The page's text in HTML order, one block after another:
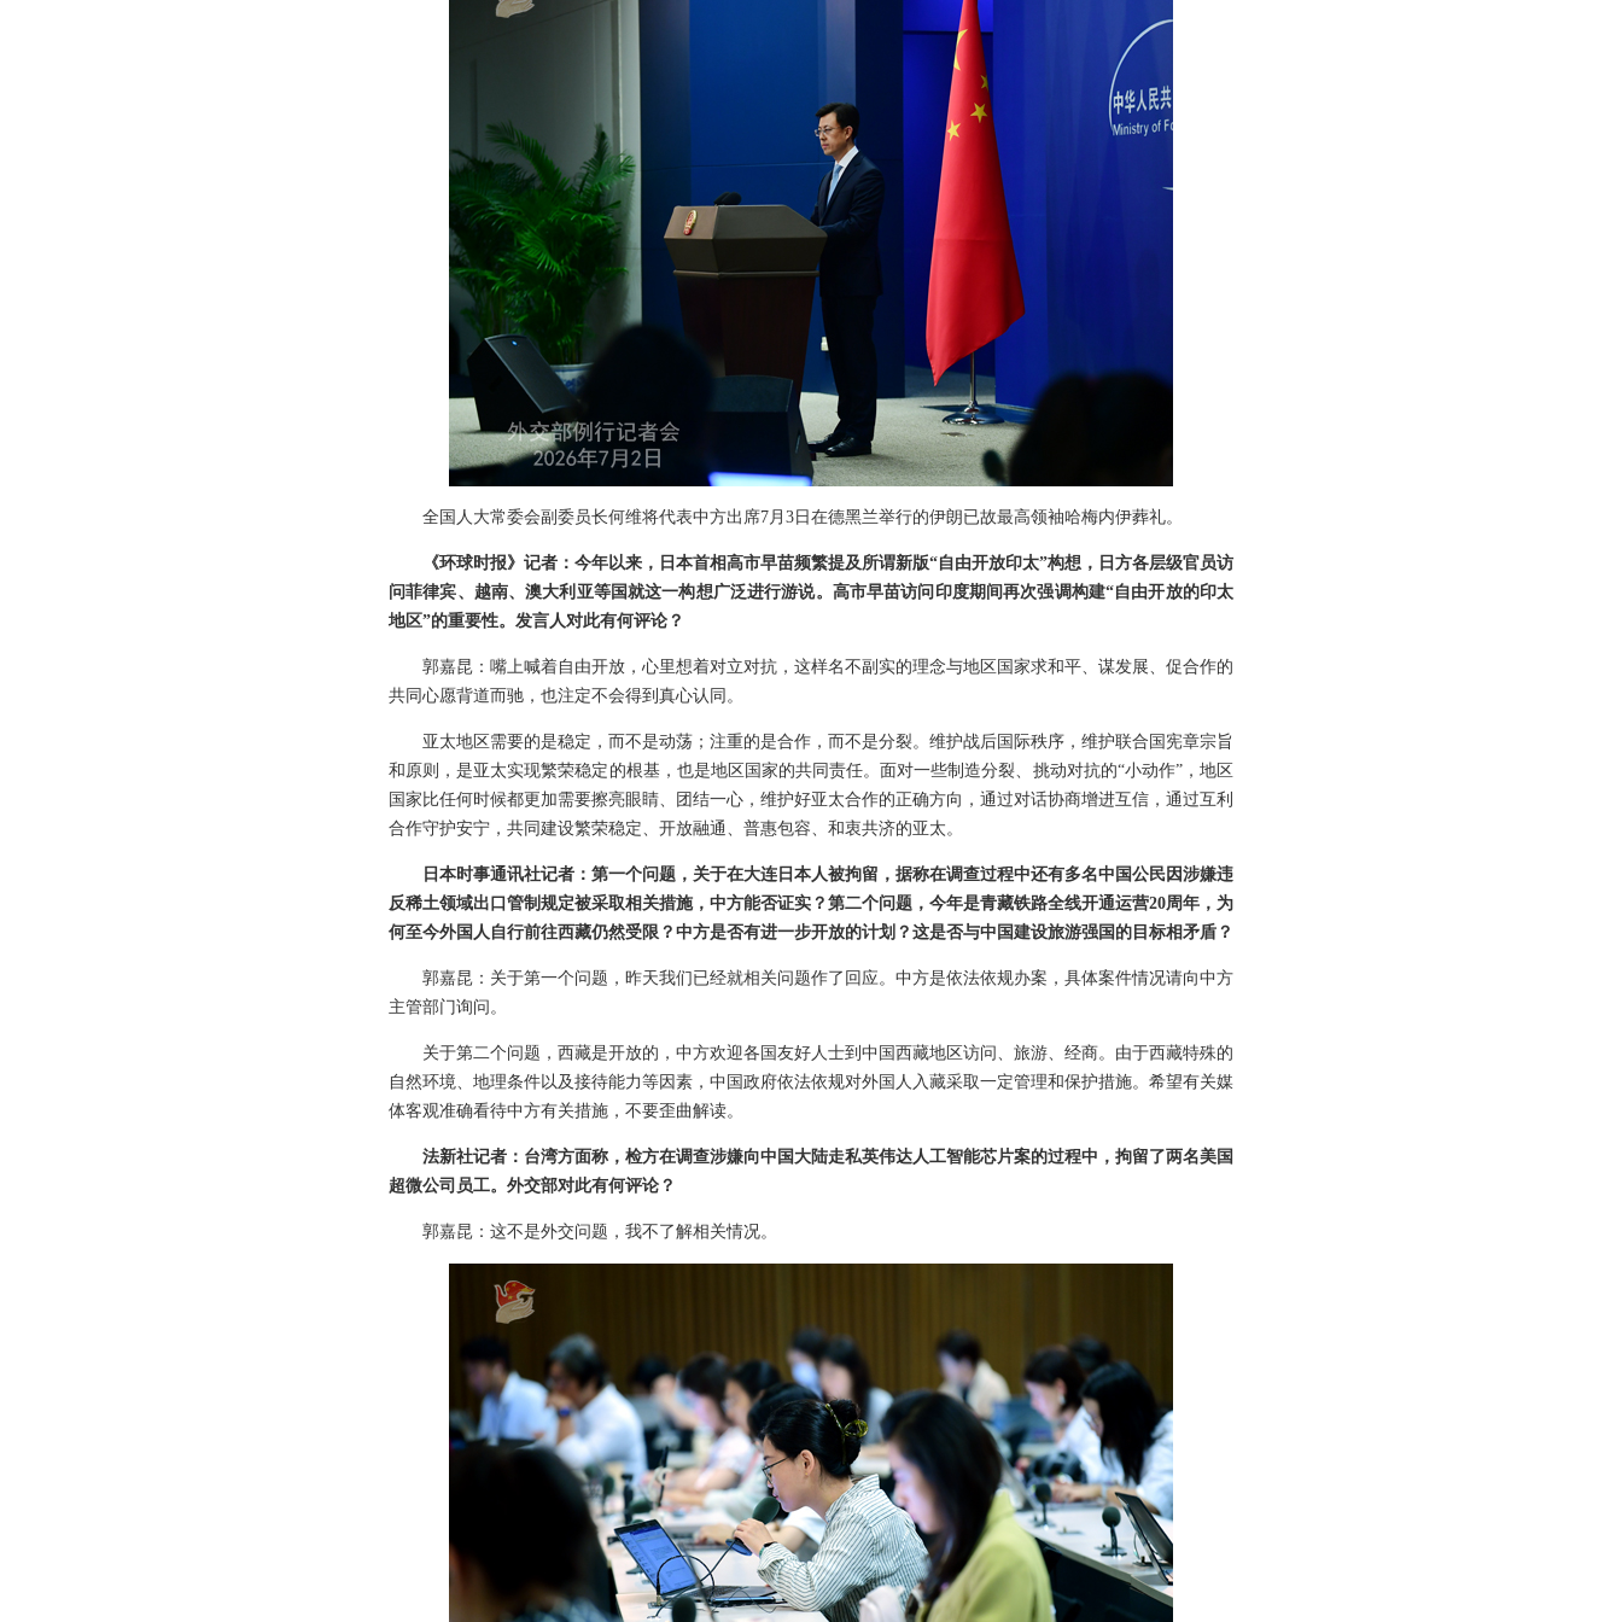
全国人大常委会副委员长何维将代表中方出席7月3日在德黑兰举行的伊朗已故最高领袖哈梅内伊葬礼。
《环球时报》记者：今年以来，日本首相高市早苗频繁提及所谓新版“自由开放印太”构想，日方各层级官员访
问菲律宾、越南、澳大利亚等国就这一构想广泛进行游说。高市早苗访问印度期间再次强调构建“自由开放的印太
地区”的重要性。发言人对此有何评论？
郭嘉昆：嘴上喊着自由开放，心里想着对立对抗，这样名不副实的理念与地区国家求和平、谋发展、促合作的
共同心愿背道而驰，也注定不会得到真心认同。
亚太地区需要的是稳定，而不是动荡；注重的是合作，而不是分裂。维护战后国际秩序，维护联合国宪章宗旨
和原则，是亚太实现繁荣稳定的根基，也是地区国家的共同责任。面对一些制造分裂、挑动对抗的“小动作”，地区
国家比任何时候都更加需要擦亮眼睛、团结一心，维护好亚太合作的正确方向，通过对话协商增进互信，通过互利
合作守护安宁，共同建设繁荣稳定、开放融通、普惠包容、和衷共济的亚太。
日本时事通讯社记者：第一个问题，关于在大连日本人被拘留，据称在调查过程中还有多名中国公民因涉嫌违
反稀土领域出口管制规定被采取相关措施，中方能否证实？第二个问题，今年是青藏铁路全线开通运营20周年，为
何至今外国人自行前往西藏仍然受限？中方是否有进一步开放的计划？这是否与中国建设旅游强国的目标相矛盾？
郭嘉昆：关于第一个问题，昨天我们已经就相关问题作了回应。中方是依法依规办案，具体案件情况请向中方
主管部门询问。
关于第二个问题，西藏是开放的，中方欢迎各国友好人士到中国西藏地区访问、旅游、经商。由于西藏特殊的
自然环境、地理条件以及接待能力等因素，中国政府依法依规对外国人入藏采取一定管理和保护措施。希望有关媒
体客观准确看待中方有关措施，不要歪曲解读。
法新社记者：台湾方面称，检方在调查涉嫌向中国大陆走私英伟达人工智能芯片案的过程中，拘留了两名美国
超微公司员工。外交部对此有何评论？
郭嘉昆：这不是外交问题，我不了解相关情况。